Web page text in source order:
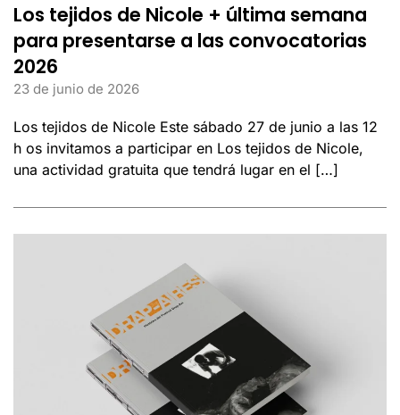
Los tejidos de Nicole + última semana
para presentarse a las convocatorias
2026
23 de junio de 2026
Los tejidos de Nicole Este sábado 27 de junio a las 12
h os invitamos a participar en Los tejidos de Nicole,
una actividad gratuita que tendrá lugar en el […]